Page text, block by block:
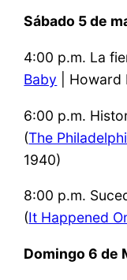
Sábado 5 de
4:00 p.m. La
Baby | Howard
6:00 p.m.
(The
1940)
8:00 p.m.
(It Happened
Domingo 6 de